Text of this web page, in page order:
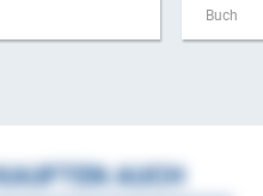
Buch
AUCH